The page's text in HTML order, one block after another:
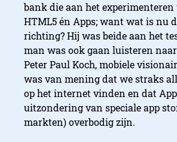
bank die aan het experimenteren
HTML5 én Apps; want wat is nu
richting? Hij was beide aan het
man was ook gaan luisteren
Peter Paul Koch, mobiele
was van mening dat we straks
op het internet vinden en dat
uitzondering van speciale app
markten) overbodig zijn.